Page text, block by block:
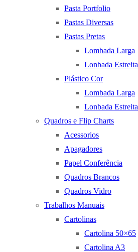
Pasta Portfolio
Pastas Diversas
Pastas Pretas
Lombada Larga
Lonbada Estreita
Plástico Cor
Lombada Larga
Lonbada Estreita
Quadros e Flip Charts
Acessorios
Apagadores
Papel Conferência
Quadros Brancos
Quadros Vidro
Trabalhos Manuais
Cartolinas
Cartolina 50×65
Cartolina A3